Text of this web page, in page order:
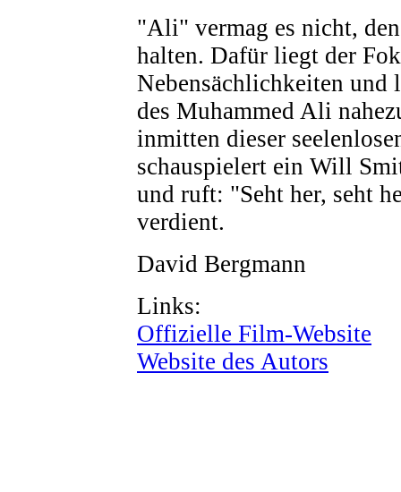
"Ali" vermag es nicht,
halten. Dafür liegt der
Nebensächlichkeiten und
des Muhammed Ali
inmitten dieser
schauspielert ein Will
und ruft: "Seht her, seht
verdient.
David Bergmann
Links:
Offizielle Film-Website
Website des Autors